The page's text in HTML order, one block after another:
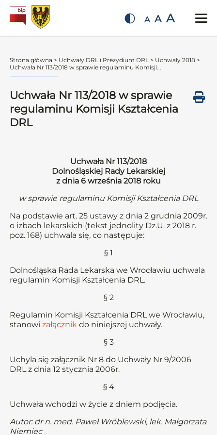
A A A
Strona główna > Uchwały DRL i Prezydium DRL > Uchwały 2018 >
Uchwała Nr 113/2018 w sprawie regulaminu Komisji...
Uchwała Nr 113/2018 w sprawie
regulaminu Komisji Kształcenia
DRL
Uchwała Nr 113/2018
Dolnośląskiej Rady Lekarskiej
z dnia 6 września 2018 roku
w sprawie regulaminu Komisji Kształcenia DRL
Na podstawie art. 25 ustawy z dnia 2 grudnia 2009r.
o izbach lekarskich (tekst jednolity Dz.U. z 2018 r.
poz. 168) uchwala się, co następuje:
§ 1
Dolnośląska Rada Lekarska we Wrocławiu uchwala
regulamin Komisji Kształcenia DRL.
§ 2
Regulamin Komisji Kształcenia DRL we Wrocławiu,
stanowi załącznik do niniejszej uchwały.
§ 3
Uchyla się załącznik Nr 8 do Uchwały Nr 9/2006
DRL z dnia 12 stycznia 2006r.
§ 4
Uchwała wchodzi w życie z dniem podjęcia.
Autor: dr n. med. Paweł Wróblewski, lek. Małgorzata
Niemiec